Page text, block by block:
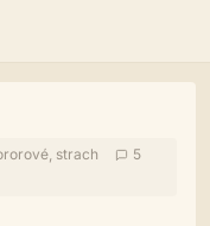
strach
5